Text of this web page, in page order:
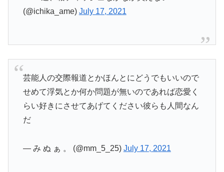
(@ichika_ame) July 17, 2021
芸能人の交際報道とかほんとにどうでもいいので
せめて浮気とか何か問題が無いのであれば恋愛く
らい好きにさせてあげてください彼らも人間なん
だ
— み ぬ ぁ 。 (@mm_5_25) July 17, 2021